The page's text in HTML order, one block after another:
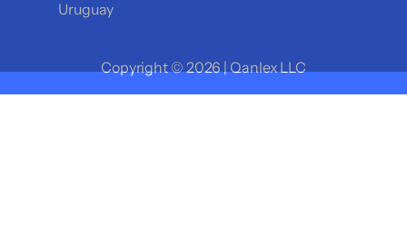
Uruguay